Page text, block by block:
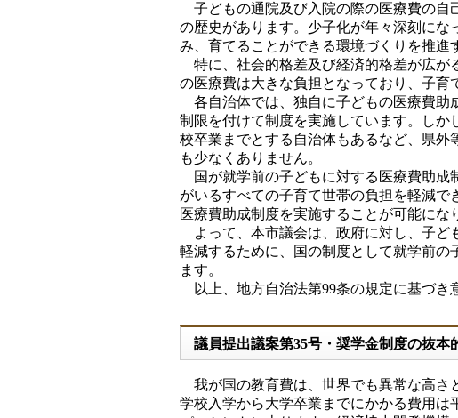
子どもの通院及び入院の際の医療費の自
の歴史があります。少子化が年々深刻に
み、育てることができる環境づくりを推進
特に、社会的格差及び経済的格差が広が
の医療費は大きな負担となっており、子
各自治体では、独自に子どもの医療費助
制限を付けて制度を実施しています。し
校卒業までとする自治体もあるなど、県
も少なくありません。
国が就学前の子どもに対する医療費助成
がいるすべての子育て世帯の負担を軽減
医療費助成制度を実施することが可能にな
よって、本市議会は、政府に対し、子ど
軽減するために、国の制度として就学前
ます。
以上、地方自治法第99条の規定に基づき
議員提出議案第35号・奨学金制度の抜本
我が国の教育費は、世界でも異常な高さ
学校入学から大学卒業までにかかる費用は